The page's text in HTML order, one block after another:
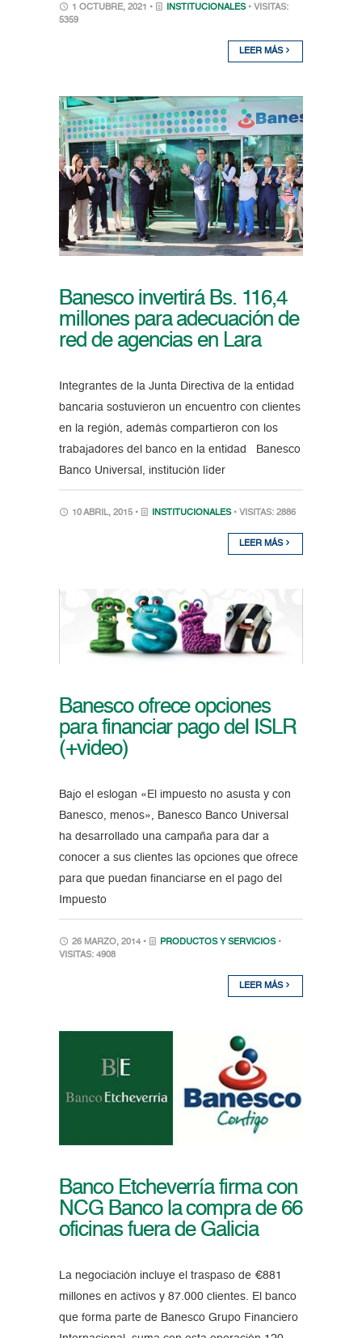
1 OCTUBRE, 2021 • INSTITUCIONALES • VISITAS:
5359
LEER MÁS
Banesco invertirá Bs. 116,4
millones para adecuación de
red de agencias en Lara
Integrantes de la Junta Directiva de la entidad
bancaria sostuvieron un encuentro con clientes
en la región, además compartieron con los
trabajadores del banco en la entidad Banesco
Banco Universal, institución líder
10 ABRIL, 2015 • INSTITUCIONALES • VISITAS: 2886
LEER MÁS
Banesco ofrece opciones
para financiar pago del ISLR
(+video)
Bajo el eslogan «El impuesto no asusta y con
Banesco, menos», Banesco Banco Universal
ha desarrollado una campaña para dar a
conocer a sus clientes las opciones que ofrece
para que puedan financiarse en el pago del
Impuesto
26 MARZO, 2014 • PRODUCTOS Y SERVICIOS •
VISITAS: 4908
LEER MÁS
Banco Etcheverría firma con
NCG Banco la compra de 66
oficinas fuera de Galicia
La negociación incluye el traspaso de €881
millones en activos y 87.000 clientes. El banco
que forma parte de Banesco Grupo Financiero